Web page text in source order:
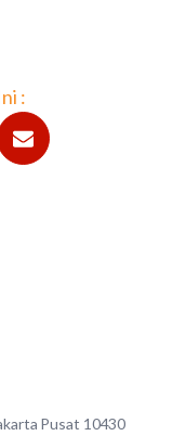
:
Pusat 10430